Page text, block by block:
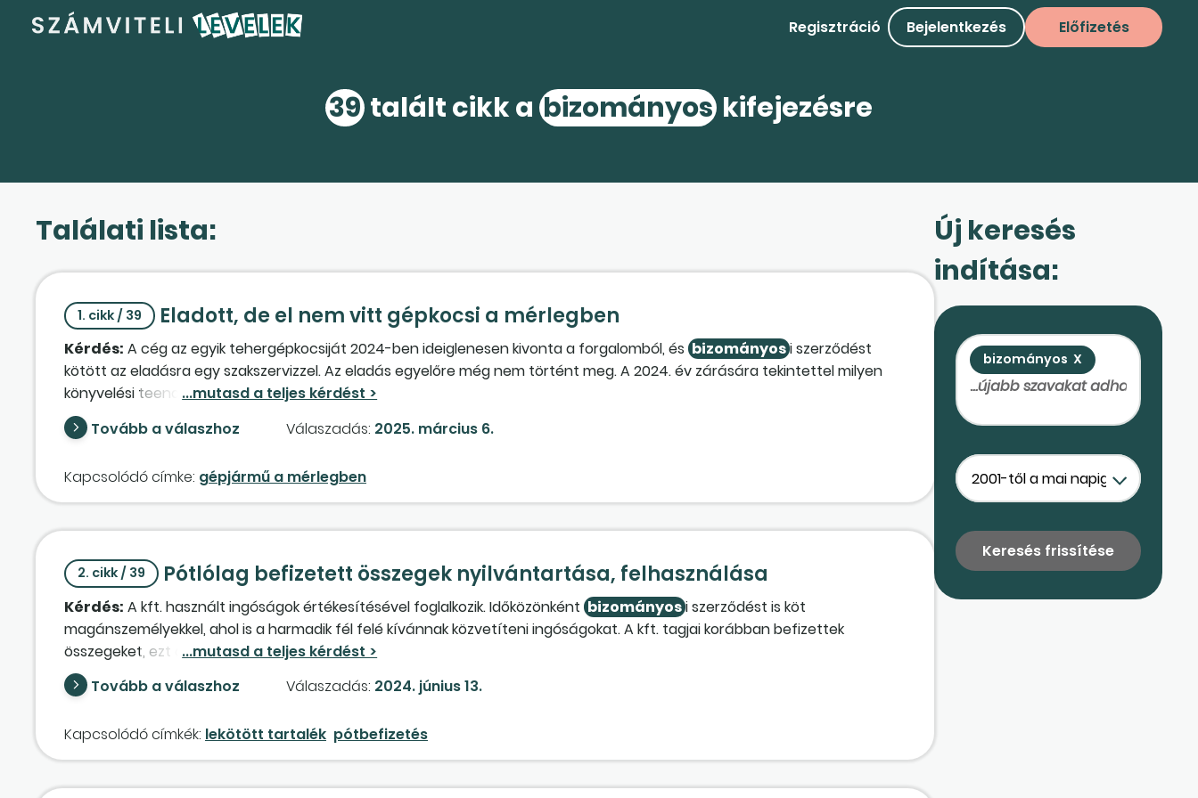
Regisztráció Bejelentkezés Előfizetés
39 talált cikk a bizományos kifejezésre
Találati lista:
1. cikk / 39 Eladott, de el nem vitt gépkocsi a mérlegben
Kérdés: A cég az egyik tehergépkocsiját 2024-ben ideiglenesen kivonta a forgalomból, és bizományosi szerződést
kötött az eladásra egy szakszervizzel. Az eladás egyelőre még nem történt meg. A 2024. év zárására tekintettel milyen
könyvelési teendőink vannak a fentiek miatt? Az eszközt egyelőre a tárgyi eszközök között szerepeltetjük nulla értékben. (A
maradványértéke is nulla?) A piaci értéket nem tudjuk.
Tovább a válaszhoz Válaszadás: 2025. március 6.
Kapcsolódó címke: gépjármű a mérlegben
2. cikk / 39 Pótlólag befizetett összegek nyilvántartása, felhasználása
Kérdés: A kft. használt ingóságok értékesítésével foglalkozik. Időközönként bizományosi szerződést is köt
magánszemélyekkel, ahol is a harmadik fél felé kívánnak közvetíteni ingóságokat. A kft. tagjai korábban befizettek
összegeket, ezt a lekötött tartalékok között tartjuk nyilván, a társasági szerződés lehetőséget adott rá. 1. Amikor a termék
értékesítésre kerül, akkor a befolyó ellenértéket a pótbefizetés csökkentéseként könyvelhetjük-e, van-e erre lehetőség? 2.
Amikor a cég továbbértékesítési céllal vásárol használt ingóságokat, ezen készleten lévő ingóságunkból tudunk-e
Tovább a válaszhoz Válaszadás: 2024. június 13.
Kapcsolódó címkék: lekötött tartalék pótbefizetés
Új keresés
indítása:
bizományosX